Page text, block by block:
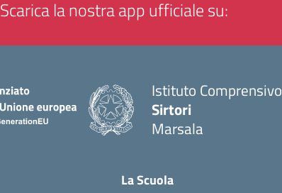
Scarica la nostra app ufficiale su:
Istituto Comprensivo
Sirtori
Marsala
La Scuola